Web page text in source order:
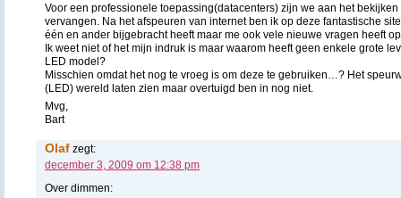
Voor een professionele toepassing(datacenters) zijn we aan het
vervangen. Na het afspeuren van internet ben ik op deze fantastische
één en ander bijgebracht heeft maar me ook vele nieuwe vragen heeft
Ik weet niet of het mijn indruk is maar waarom heeft geen enkele grote
LED model?
Misschien omdat het nog te vroeg is om deze te gebruiken…? Het
(LED) wereld laten zien maar overtuigd ben in nog niet.
Mvg,
Bart
Olaf zegt:
december 3, 2009 om 12:38 pm
Over dimmen: